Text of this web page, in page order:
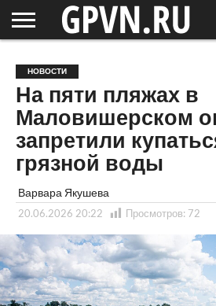
ОБЛАСТЬ
НОВОСТИ
СОСЕДЕЙ
РОССИЯ
/ МИР
СПЕЦПРОЕКТЫ
БЛОГ
СТАТЬИ
ФОТОРЕПОРТАЖИ
ИНТЕРВЬЮ
ОБЪЕКТЫ
ПОДБОРКИ
НОВОСТИ
На пяти пляжах в
Маловишерском
запретили
грязной воды
Варвара Якушева
20.06.2026 20:22 Просмотров: 72